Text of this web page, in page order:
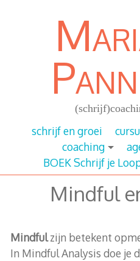
schrijf en groei
coaching
BOEK Schrijf je
Mindful
Mindfulzijn betekent
In Mindful Analysis doe je